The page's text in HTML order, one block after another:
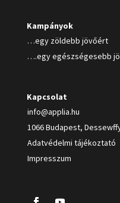
Kampányok
…egy zöldebb jövőért
….egy egészségesebb
Kapcsolat
info@applia.hu
1066 Budapest,
Adatvédelmi tájékoztató
Impresszum